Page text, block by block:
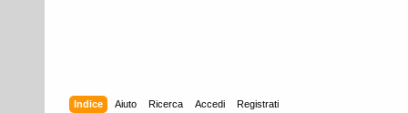
Indice Aiuto Ricerca Accedi Registrati